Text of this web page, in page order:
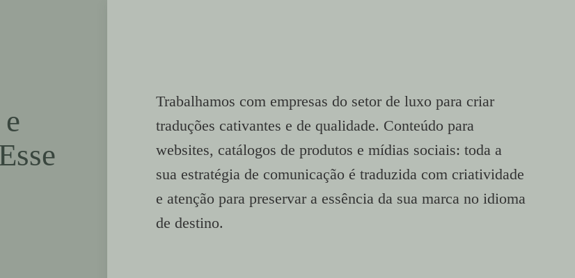
Trabalhamos com empresas do setor de luxo para criar
traduções cativantes e de qualidade. Conteúdo para
websites, catálogos de produtos e mídias sociais: toda a
sua estratégia de comunicação é traduzida com criatividade
e atenção para preservar a essência da sua marca no idioma
de destino.